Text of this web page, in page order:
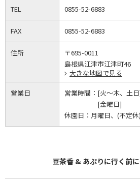
TEL 0855-52-6883
FAX 0855-52-6883
住所
〒695-0011
島根県江津市江津町46
大きな地図で見る
営業日 営業時間： [火～木、土
[金曜日]
休園日： 月曜日、(不定
豆茶香 & あぷりに行く前